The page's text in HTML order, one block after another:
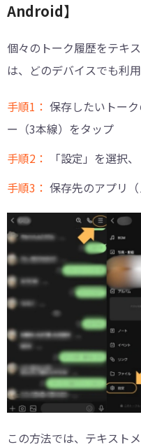
Android】
個々のトーク履歴をテキ
は、どのデバイスでも利用
手順1： 保存したいトー
ー（3本線）をタップ
手順2：
「設定」を選択
手順3： 保存先のアプリ
この方法では、テキスト